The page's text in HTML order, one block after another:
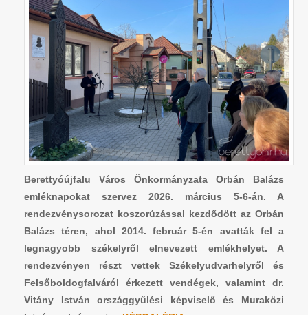
Berettyóújfalu Város Önkormányzata Orbán Balázs
emléknapokat szervez 2026. március 5-6-án. A
rendezvénysorozat koszorúzással kezdődött az Orbán
Balázs téren, ahol 2014. február 5-én avatták fel a
legnagyobb székelyről elnevezett emlékhelyet. A
rendezvényen részt vettek Székelyudvarhelyről és
Felsőboldogfalváról érkezett vendégek, valamint dr.
Vitány István országgyűlési képviselő és Muraközi